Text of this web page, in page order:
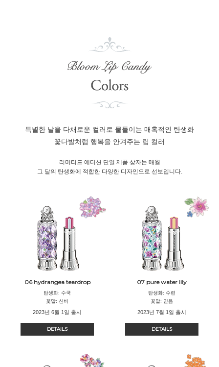
특별한 날을 다채로운 컬러로 물들이는 매혹적인 탄생화
꽃다발처럼 행복을 안겨주는 립 컬러
리미티드 에디션 단일 제품 상자는 매월
그 달의 탄생화에 적합한 다양한 디자인으로 선보입니다.
06 hydrangea teardrop
탄생화: 수국
꽃말: 신비
2023년 6월 1일 출시
DETAILS
07 pure water lily
탄생화: 수련
꽃말: 믿음
2023년 7월 1일 출시
DETAILS